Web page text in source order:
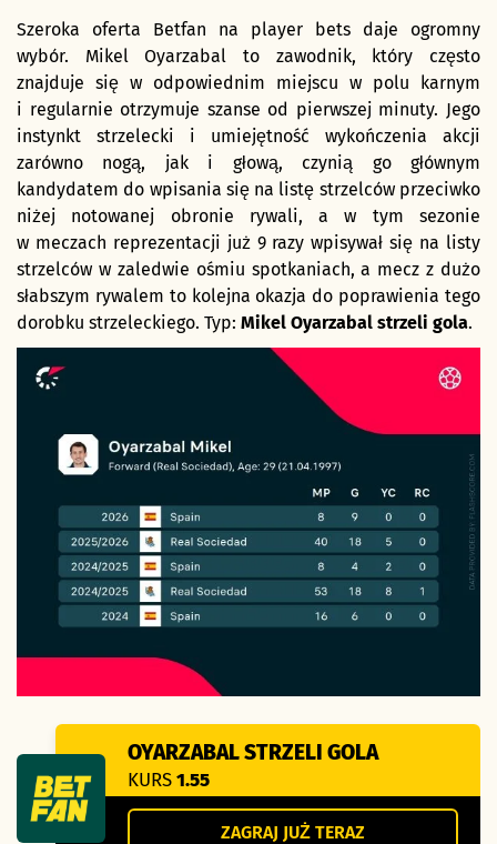
Szeroka oferta Betfan na player bets daje ogromny
wybór. Mikel Oyarzabal to zawodnik, który często
znajduje się w odpowiednim miejscu w polu karnym
i regularnie otrzymuje szanse od pierwszej minuty. Jego
instynkt strzelecki i umiejętność wykończenia akcji
zarówno nogą, jak i głową, czynią go głównym
kandydatem do wpisania się na listę strzelców przeciwko
niżej notowanej obronie rywali, a w tym sezonie
w meczach reprezentacji już 9 razy wpisywał się na listy
strzelców w zaledwie ośmiu spotkaniach, a mecz z dużo
słabszym rywalem to kolejna okazja do poprawienia tego
dorobku strzeleckiego. Typ: Mikel Oyarzabal strzeli gola.
OYARZABAL STRZELI GOLA
KURS 1.55
ZAGRAJ JUŻ TERAZ